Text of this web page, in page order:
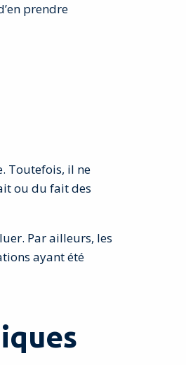
prendre
Toutefois, il ne
ou du fait des
Par ailleurs, les
ayant été